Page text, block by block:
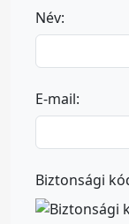
Név:
E-mail:
Biztonsági